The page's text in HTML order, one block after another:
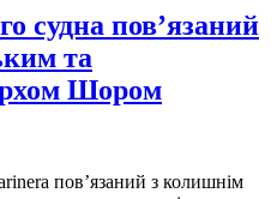
судна пов’язаний
та
Шором
повʼязаний з колишнім